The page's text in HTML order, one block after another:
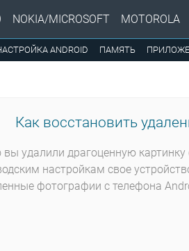
ANDROID ПАМЯТЬ
NOKIA/MICROSOFT MOTOROLA
Как восстановить
вы удалили драгоценную
настройкам свое
фотографии с телефона